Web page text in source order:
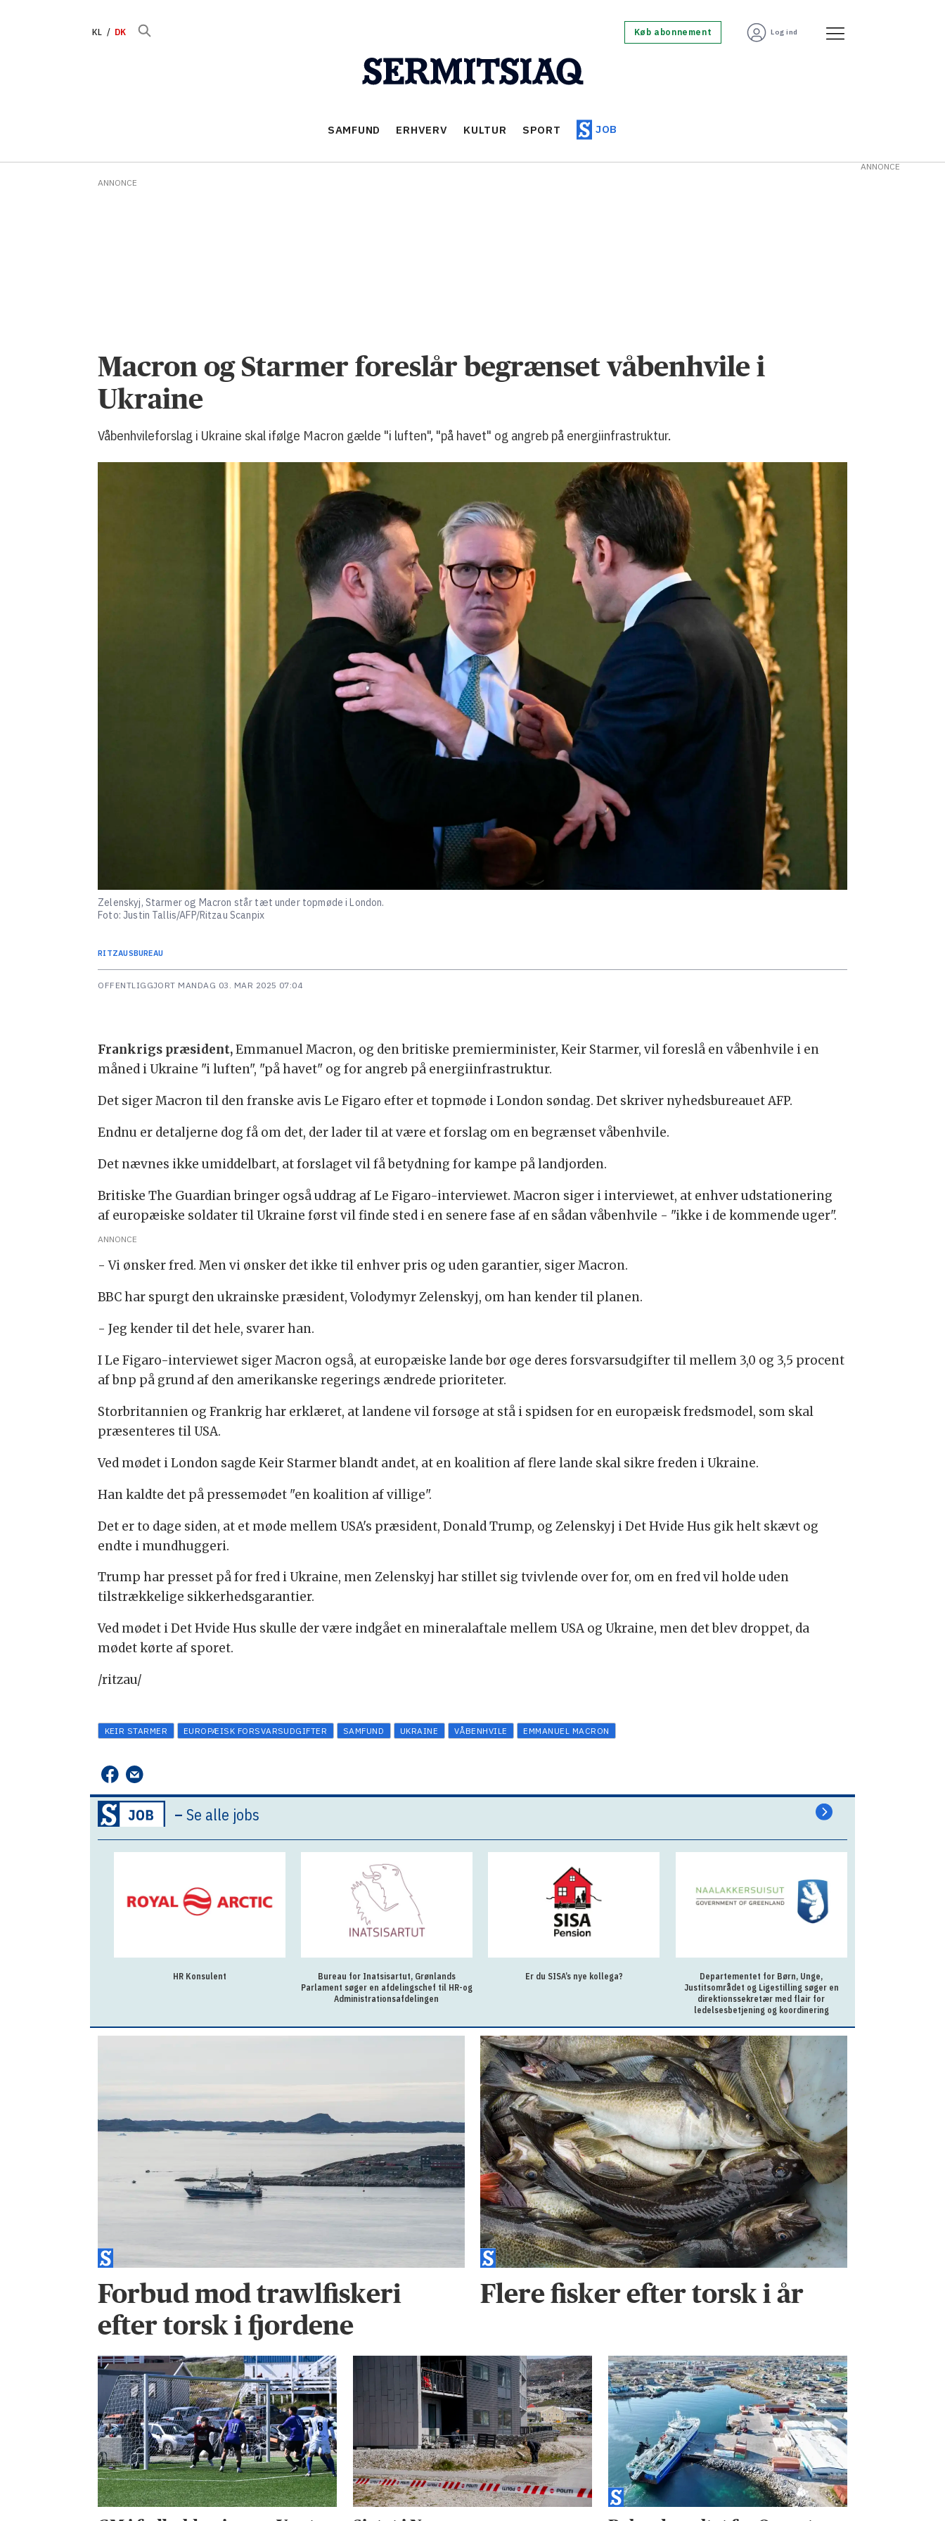
KL DK Køb abonnement Log ind
SAMFUND ERHVERV KULTUR SPORT JOB
ANNONCE
Macron og Starmer foreslår begrænset våbenhvile i
Ukraine
Våbenhvileforslag i Ukraine skal ifølge Macron gælde "i luften", "på havet" og angreb på energiinfrastruktur.
Zelenskyj, Starmer og Macron står tæt under topmøde i London.
Foto: Justin Tallis/AFP/Ritzau Scanpix
RITZAUSBUREAU
OFFENTLIGGJORT MANDAG 03. MAR 2025 07:04
Frankrigs præsident,Emmanuel Macron, og den britiske premierminister, Keir Starmer, vil foreslå en våbenhvile i en
måned i Ukraine "i luften", "på havet" og for angreb på energiinfrastruktur.
Det siger Macron til den franske avis Le Figaro efter et topmøde i London søndag. Det skriver nyhedsbureauet AFP.
Endnu er detaljerne dog få om det, der lader til at være et forslag om en begrænset våbenhvile.
Det nævnes ikke umiddelbart, at forslaget vil få betydning for kampe på landjorden.
Britiske The Guardian bringer også uddrag af Le Figaro-interviewet. Macron siger i interviewet, at enhver udstationering
af europæiske soldater til Ukraine først vil finde sted i en senere fase af en sådan våbenhvile - "ikke i de kommende uger".
ANNONCE
- Vi ønsker fred. Men vi ønsker det ikke til enhver pris og uden garantier, siger Macron.
BBC har spurgt den ukrainske præsident, Volodymyr Zelenskyj, om han kender til planen.
- Jeg kender til det hele, svarer han.
I Le Figaro-interviewet siger Macron også, at europæiske lande bør øge deres forsvarsudgifter til mellem 3,0 og 3,5 procent
af bnp på grund af den amerikanske regerings ændrede prioriteter.
Storbritannien og Frankrig har erklæret, at landene vil forsøge at stå i spidsen for en europæisk fredsmodel, som skal
præsenteres til USA.
Ved mødet i London sagde Keir Starmer blandt andet, at en koalition af flere lande skal sikre freden i Ukraine.
Han kaldte det på pressemødet "en koalition af villige".
Det er to dage siden, at et møde mellem USA's præsident, Donald Trump, og Zelenskyj i Det Hvide Hus gik helt skævt og
endte i mundhuggeri.
Trump har presset på for fred i Ukraine, men Zelenskyj har stillet sig tvivlende over for, om en fred vil holde uden
tilstrækkelige sikkerhedsgarantier.
Ved mødet i Det Hvide Hus skulle der være indgået en mineralaftale mellem USA og Ukraine, men det blev droppet, da
mødet kørte af sporet.
/ritzau/
KEIR STARMER EUROPÆISK FORSVARSUDGIFTER SAMFUND UKRAINE VÅBENHVILE EMMANUEL MACRON
– Se alle jobs
HR Konsulent
Bureau for Inatsisartut, Grønlands
Parlament søger en afdelingschef til HR-og
Administrationsafdelingen
Er du SISA’s nye kollega?
Departementet for Børn, Unge,
Justitsområdet og Ligestilling søger en
direktionssekretær med flair for
ledelsesbetjening og koordinering
Forbud mod trawlfiskeri
efter torsk i fjordene
Flere fisker efter torsk i år
ANNONCE